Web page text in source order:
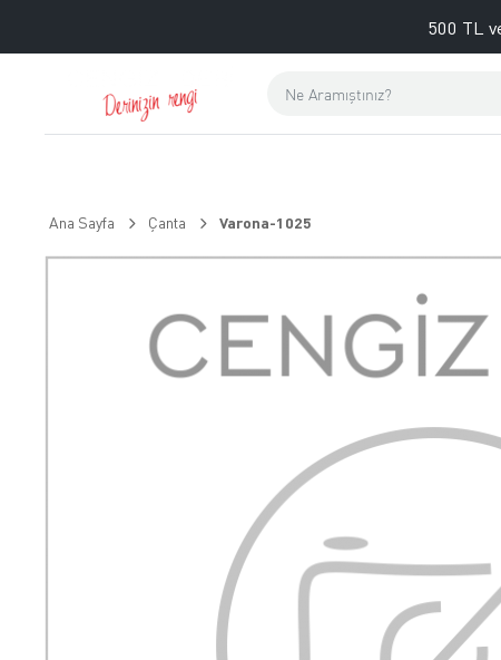
500 TL
Ana Sayfa Çanta Varona-1025